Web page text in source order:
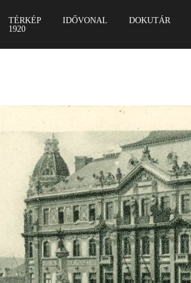
TÉRKÉP
1920
IDŐVONAL DOKUTÁR